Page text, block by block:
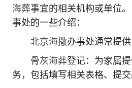
海葬事宜的相关机构或单位
事处的一些介绍：
北京海撒办事处通常提供
骨灰海葬登记：为家属
务，包括填写相关表格、提交